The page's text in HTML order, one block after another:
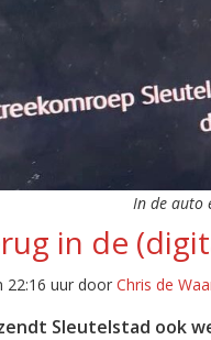
In de auto
in de
22:16 uur door Chris de
Sleutelstad ook